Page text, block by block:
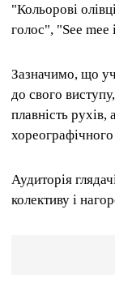
"Кольорові
голос", "See
Зазначимо, що
до свого
плавність рухів,
Аудиторія
колективу і